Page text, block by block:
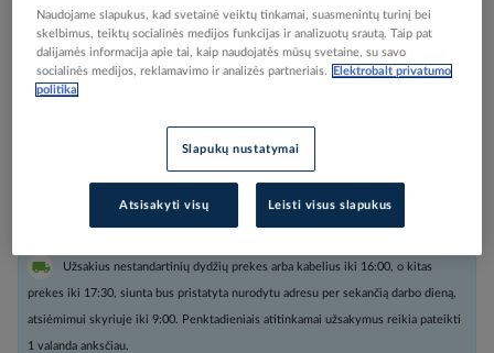
images
gallery
EAN kodas
4016705103140
Gamintojo prekės kodas
05100314
Užsakius nestandartinių dydžių prekes arba kabelius iki 16:00, o kitas
prekes iki 17:30, siunta bus pristatyta nurodytu adresu per sekančią darbo dieną,
atsiėmimui skyriuje iki 9:00. Penktadieniais atitinkamai užsakymus reikia pateikti
1 valanda anksčiau.
Naudojame slapukus, kad svetainė veiktų tinkamai, suasmenintų turinį bei
skelbimus, teiktų socialinės medijos funkcijas ir analizuotų srautą. Taip pat
dalijamės informacija apie tai, kaip naudojatės mūsų svetaine, su savo
socialinės medijos, reklamavimo ir analizės partneriais.
Elektrobalt privatumo
politika
Slapukų nustatymai
Atsisakyti visų Leisti visus slapukus